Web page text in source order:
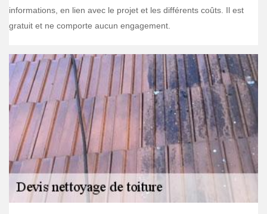
informations, en lien avec le projet et les différents coûts. Il est
gratuit et ne comporte aucun engagement.